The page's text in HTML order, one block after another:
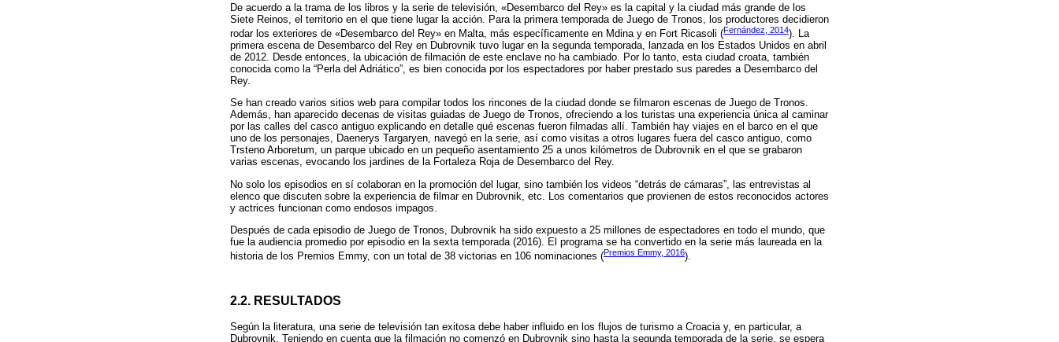
De acuerdo a la trama de los libros y la serie de televisión, «Desembarco del Rey» es la capital y la ciudad más grande de los
Siete Reinos, el territorio en el que tiene lugar la acción. Para la primera temporada de Juego de Tronos, los productores decidieron
rodar los exteriores de «Desembarco del Rey» en Malta, más específicamente en Mdina y en Fort Ricasoli (Fernández, 2014). La
primera escena de Desembarco del Rey en Dubrovnik tuvo lugar en la segunda temporada, lanzada en los Estados Unidos en abril
de 2012. Desde entonces, la ubicación de filmación de este enclave no ha cambiado. Por lo tanto, esta ciudad croata, también
conocida como la “Perla del Adriático”, es bien conocida por los espectadores por haber prestado sus paredes a Desembarco del
Rey.
Se han creado varios sitios web para compilar todos los rincones de la ciudad donde se filmaron escenas de Juego de Tronos.
Además, han aparecido decenas de visitas guiadas de Juego de Tronos, ofreciendo a los turistas una experiencia única al caminar
por las calles del casco antiguo explicando en detalle qué escenas fueron filmadas allí. También hay viajes en el barco en el que
uno de los personajes, Daenerys Targaryen, navegó en la serie, así como visitas a otros lugares fuera del casco antiguo, como
Trsteno Arboretum, un parque ubicado en un pequeño asentamiento 25 a unos kilómetros de Dubrovnik en el que se grabaron
varias escenas, evocando los jardines de la Fortaleza Roja de Desembarco del Rey.
No solo los episodios en sí colaboran en la promoción del lugar, sino también los videos “detrás de cámaras”, las entrevistas al
elenco que discuten sobre la experiencia de filmar en Dubrovnik, etc. Los comentarios que provienen de estos reconocidos actores
y actrices funcionan como endosos impagos.
Después de cada episodio de Juego de Tronos, Dubrovnik ha sido expuesto a 25 millones de espectadores en todo el mundo, que
fue la audiencia promedio por episodio en la sexta temporada (2016). El programa se ha convertido en la serie más laureada en la
historia de los Premios Emmy, con un total de 38 victorias en 106 nominaciones (Premios Emmy, 2016).
2.2. RESULTADOS
Según la literatura, una serie de televisión tan exitosa debe haber influido en los flujos de turismo a Croacia y, en particular, a
Dubrovnik. Teniendo en cuenta que la filmación no comenzó en Dubrovnik sino hasta la segunda temporada de la serie, se espera